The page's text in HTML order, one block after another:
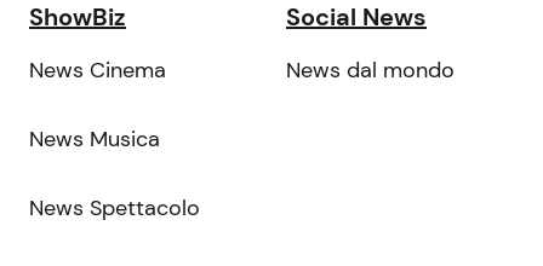
ShowBiz
News Cinema
News Musica
News Spettacolo
Social News
News dal mondo